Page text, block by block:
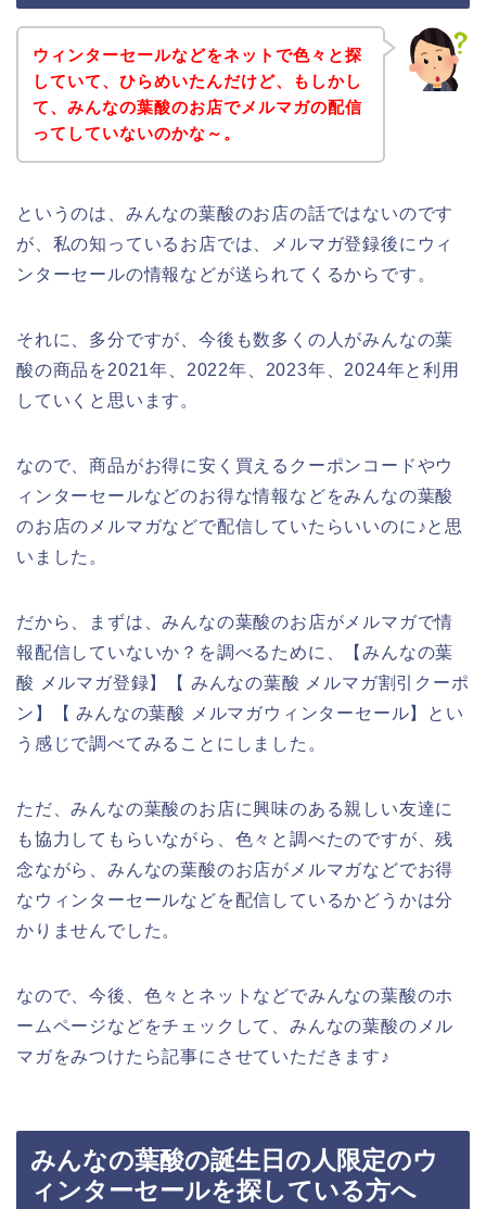
ウィンターセールなどをネットで色々と探
していて、ひらめいたんだけど、もしかし
て、みんなの葉酸のお店でメルマガの配信
ってしていないのかな～。
というのは、みんなの葉酸のお店の話ではないのです
が、私の知っているお店では、メルマガ登録後にウィ
ンターセールの情報などが送られてくるからです。
それに、多分ですが、今後も数多くの人がみんなの葉
酸の商品を2021年、2022年、2023年、2024年と利用
していくと思います。
なので、商品がお得に安く買えるクーポンコードやウ
ィンターセールなどのお得な情報などをみんなの葉酸
のお店のメルマガなどで配信していたらいいのに♪と思
いました。
だから、まずは、みんなの葉酸のお店がメルマガで情
報配信していないか？を調べるために、【みんなの葉
酸 メルマガ登録】【 みんなの葉酸 メルマガ割引クーポ
ン】【 みんなの葉酸 メルマガウィンターセール】とい
う感じで調べてみることにしました。
ただ、みんなの葉酸のお店に興味のある親しい友達に
も協力してもらいながら、色々と調べたのですが、残
念ながら、みんなの葉酸のお店がメルマガなどでお得
なウィンターセールなどを配信しているかどうかは分
かりませんでした。
なので、今後、色々とネットなどでみんなの葉酸のホ
ームページなどをチェックして、みんなの葉酸のメル
マガをみつけたら記事にさせていただきます♪
みんなの葉酸の誕生日の人限定のウ
ィンターセールを探している方へ